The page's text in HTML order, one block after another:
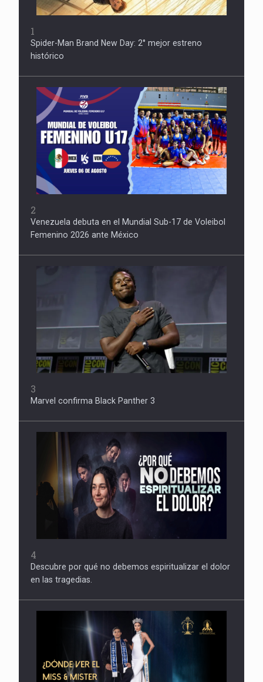
1
Spider-Man Brand New Day: 2° mejor estreno
histórico
2
Venezuela debuta en el Mundial Sub-17 de Voleibol
Femenino 2026 ante México
3
Marvel confirma Black Panther 3
4
Descubre por qué no debemos espiritualizar el dolor
en las tragedias.